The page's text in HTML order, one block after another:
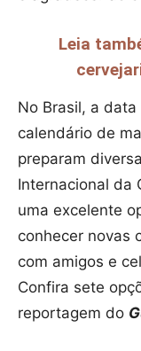
Leia
No Brasil, a
calendário de
preparam
Internacional da
uma excelente
conhecer novas
com amigos e
Confira sete
reportagem do